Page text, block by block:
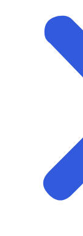
Start
Klar til å